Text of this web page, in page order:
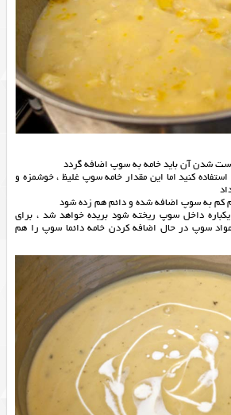
شدن آن باید خامه به سوپ اضافه گردد
کنید اما این مقدار خامه سوپ غلیظ ، خوشمزه و
کم به سوپ اضافه شده و دائم هم زده شود
داخل سوپ ریخته شود بریده خواهد شد ، برای
سوپ در حال اضافه کردن خامه دائما سوپ را هم